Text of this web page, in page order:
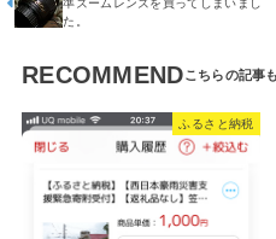
準ズームレンズを買ってしまいまし
た。
RECOMMEND
ふるさと納税